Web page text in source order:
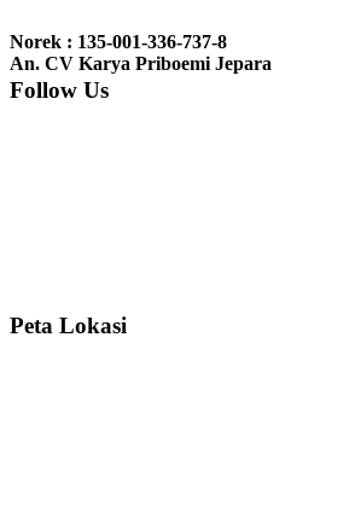
nyesel deh beli geby...
Norek : 135-001-336-737-8
An. CV Karya Priboemi Jepara
Follow Us
Peta Lokasi